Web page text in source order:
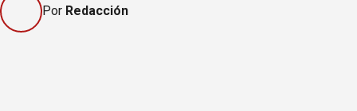
Por Redacción